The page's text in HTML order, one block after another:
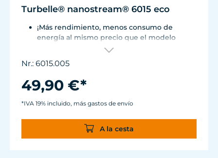
Turbelle® nanostream® 6015 eco
¡Más rendimiento, menos consumo de
energía al mismo precio que el modelo
W de potencia para una eficiencia de más de
1.100 L/h/W.
Ajustable de aprox. 500 hasta 3.700 l/h.
Magnet Holder con pinza de sujeción Silence
hasta un espesor de vidrio de 12 mm.
Nr.: 6015.005
49,90 €*
*IVA 19% incluido, más gastos de envío
A la cesta